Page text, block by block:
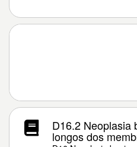
D16.2 Neoplasia
longos dos